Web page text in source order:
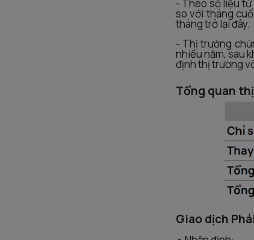
- Theo số liệu từ
so với tháng
tháng trở lại đây.
- Thị trường
nhiều năm, sau
định thị trường
Tổng quan
Giao dịch